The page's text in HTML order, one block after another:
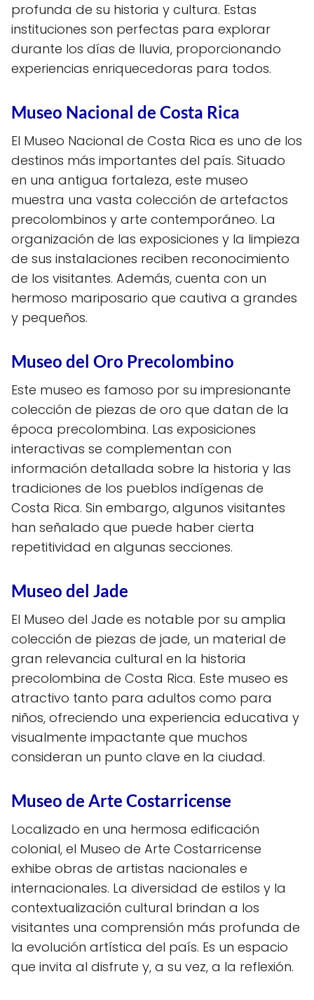
profunda de su historia y cultura. Estas
instituciones son perfectas para explorar
durante los días de lluvia, proporcionando
experiencias enriquecedoras para todos.
Museo Nacional de Costa Rica
El Museo Nacional de Costa Rica es uno de los
destinos más importantes del país. Situado
en una antigua fortaleza, este museo
muestra una vasta colección de artefactos
precolombinos y arte contemporáneo. La
organización de las exposiciones y la limpieza
de sus instalaciones reciben reconocimiento
de los visitantes. Además, cuenta con un
hermoso mariposario que cautiva a grandes
y pequeños.
Museo del Oro Precolombino
Este museo es famoso por su impresionante
colección de piezas de oro que datan de la
época precolombina. Las exposiciones
interactivas se complementan con
información detallada sobre la historia y las
tradiciones de los pueblos indígenas de
Costa Rica. Sin embargo, algunos visitantes
han señalado que puede haber cierta
repetitividad en algunas secciones.
Museo del Jade
El Museo del Jade es notable por su amplia
colección de piezas de jade, un material de
gran relevancia cultural en la historia
precolombina de Costa Rica. Este museo es
atractivo tanto para adultos como para
niños, ofreciendo una experiencia educativa y
visualmente impactante que muchos
consideran un punto clave en la ciudad.
Museo de Arte Costarricense
Localizado en una hermosa edificación
colonial, el Museo de Arte Costarricense
exhibe obras de artistas nacionales e
internacionales. La diversidad de estilos y la
contextualización cultural brindan a los
visitantes una comprensión más profunda de
la evolución artística del país. Es un espacio
que invita al disfrute y, a su vez, a la reflexión.